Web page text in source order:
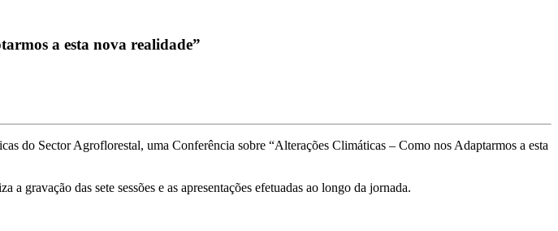
a esta nova realidade”
do Sector Agroflorestal, uma Conferência sobre “Alterações Climáticas – Como nos Adaptarmos a esta
gravação das sete sessões e as apresentações efetuadas ao longo da jornada.